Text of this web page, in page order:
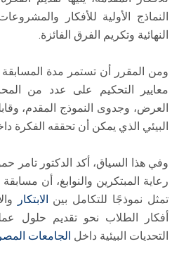
النماذج الأولية للأفكار
النهائية وتكريم الفرق الفائزة.
ومن المقرر أن تستمر مدة المسابقة
معايير التحكيم على عدد من
العرض، وجدوى النموذج المقدم،
البيئي الذي يمكن أن تحققه الفكرة
وفي هذا السياق، أكد الدكتور تامر
رعاية المبتكرين والنوابغ، أن
تمثل نموذجًا للتكامل بين
الابتكار
أفكار الطلاب نحو تقديم حلول
التحديات البيئية داخل الجامعات